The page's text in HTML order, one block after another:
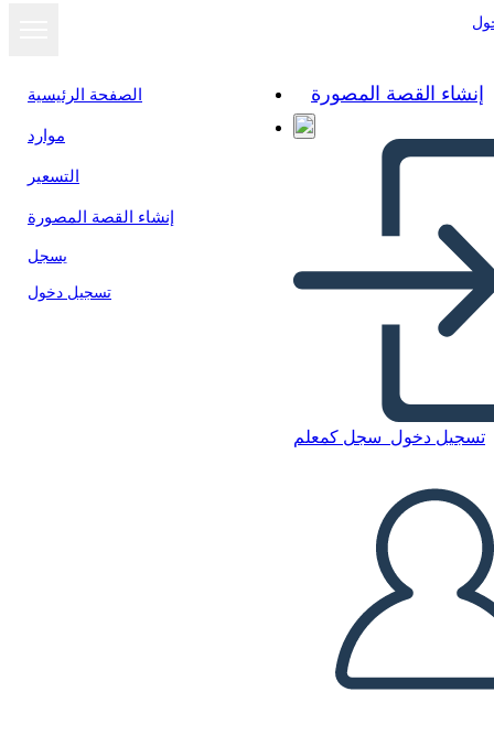
الصفحة الرئيسية
موارد
التسعير
إنشاء القصة المصورة
يسجل
تسجيل دخول
إنشاء القصة المصورة
تسجيل دخول سجل كمعلم
Fotos de la Cámara